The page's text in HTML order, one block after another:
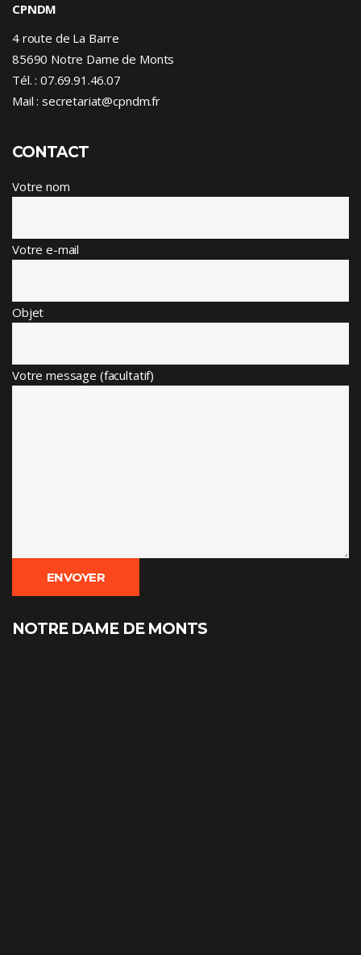
CPNDM
4 route de La Barre
85690 Notre Dame de Monts
Tél. : 07.69.91.46.07
Mail : secretariat@cpndm.fr
CONTACT
Votre nom
Votre e-mail
Objet
Votre message (facultatif)
NOTRE DAME DE MONTS